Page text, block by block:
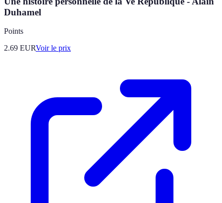
Duhamel
Points
2.69 EURVoir le prix